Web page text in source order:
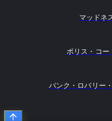
マッドネ
ポリス・コー
バンク・ロバリー